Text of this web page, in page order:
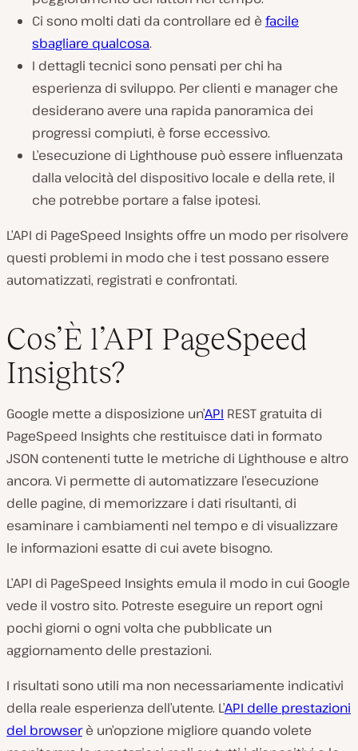
Ci sono molti dati da controllare ed è facile
sbagliare qualcosa.
I dettagli tecnici sono pensati per chi ha
esperienza di sviluppo. Per clienti e manager che
desiderano avere una rapida panoramica dei
progressi compiuti, è forse eccessivo.
L’esecuzione di Lighthouse può essere influenzata
dalla velocità del dispositivo locale e della rete, il
che potrebbe portare a false ipotesi.
L’API di PageSpeed Insights offre un modo per risolvere
questi problemi in modo che i test possano essere
automatizzati, registrati e confrontati.
Cos’È l’API PageSpeed
Insights?
Google mette a disposizione un’API REST gratuita di
PageSpeed Insights che restituisce dati in formato
JSON contenenti tutte le metriche di Lighthouse e altro
ancora. Vi permette di automatizzare l’esecuzione
delle pagine, di memorizzare i dati risultanti, di
esaminare i cambiamenti nel tempo e di visualizzare
le informazioni esatte di cui avete bisogno.
L’API di PageSpeed Insights emula il modo in cui Google
vede il vostro sito. Potreste eseguire un report ogni
pochi giorni o ogni volta che pubblicate un
aggiornamento delle prestazioni.
I risultati sono utili ma non necessariamente indicativi
della reale esperienza dell’utente. L’API delle prestazioni
del browserè un’opzione migliore quando volete